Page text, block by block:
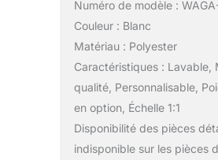
Numéro de modèle :
Couleur : Blanc
Matériau : Polyester
Caractéristiques : Lavable,
qualité, Personnalisable,
en option, Échelle 1:1
Disponibilité des pièces
indisponible sur les pièces